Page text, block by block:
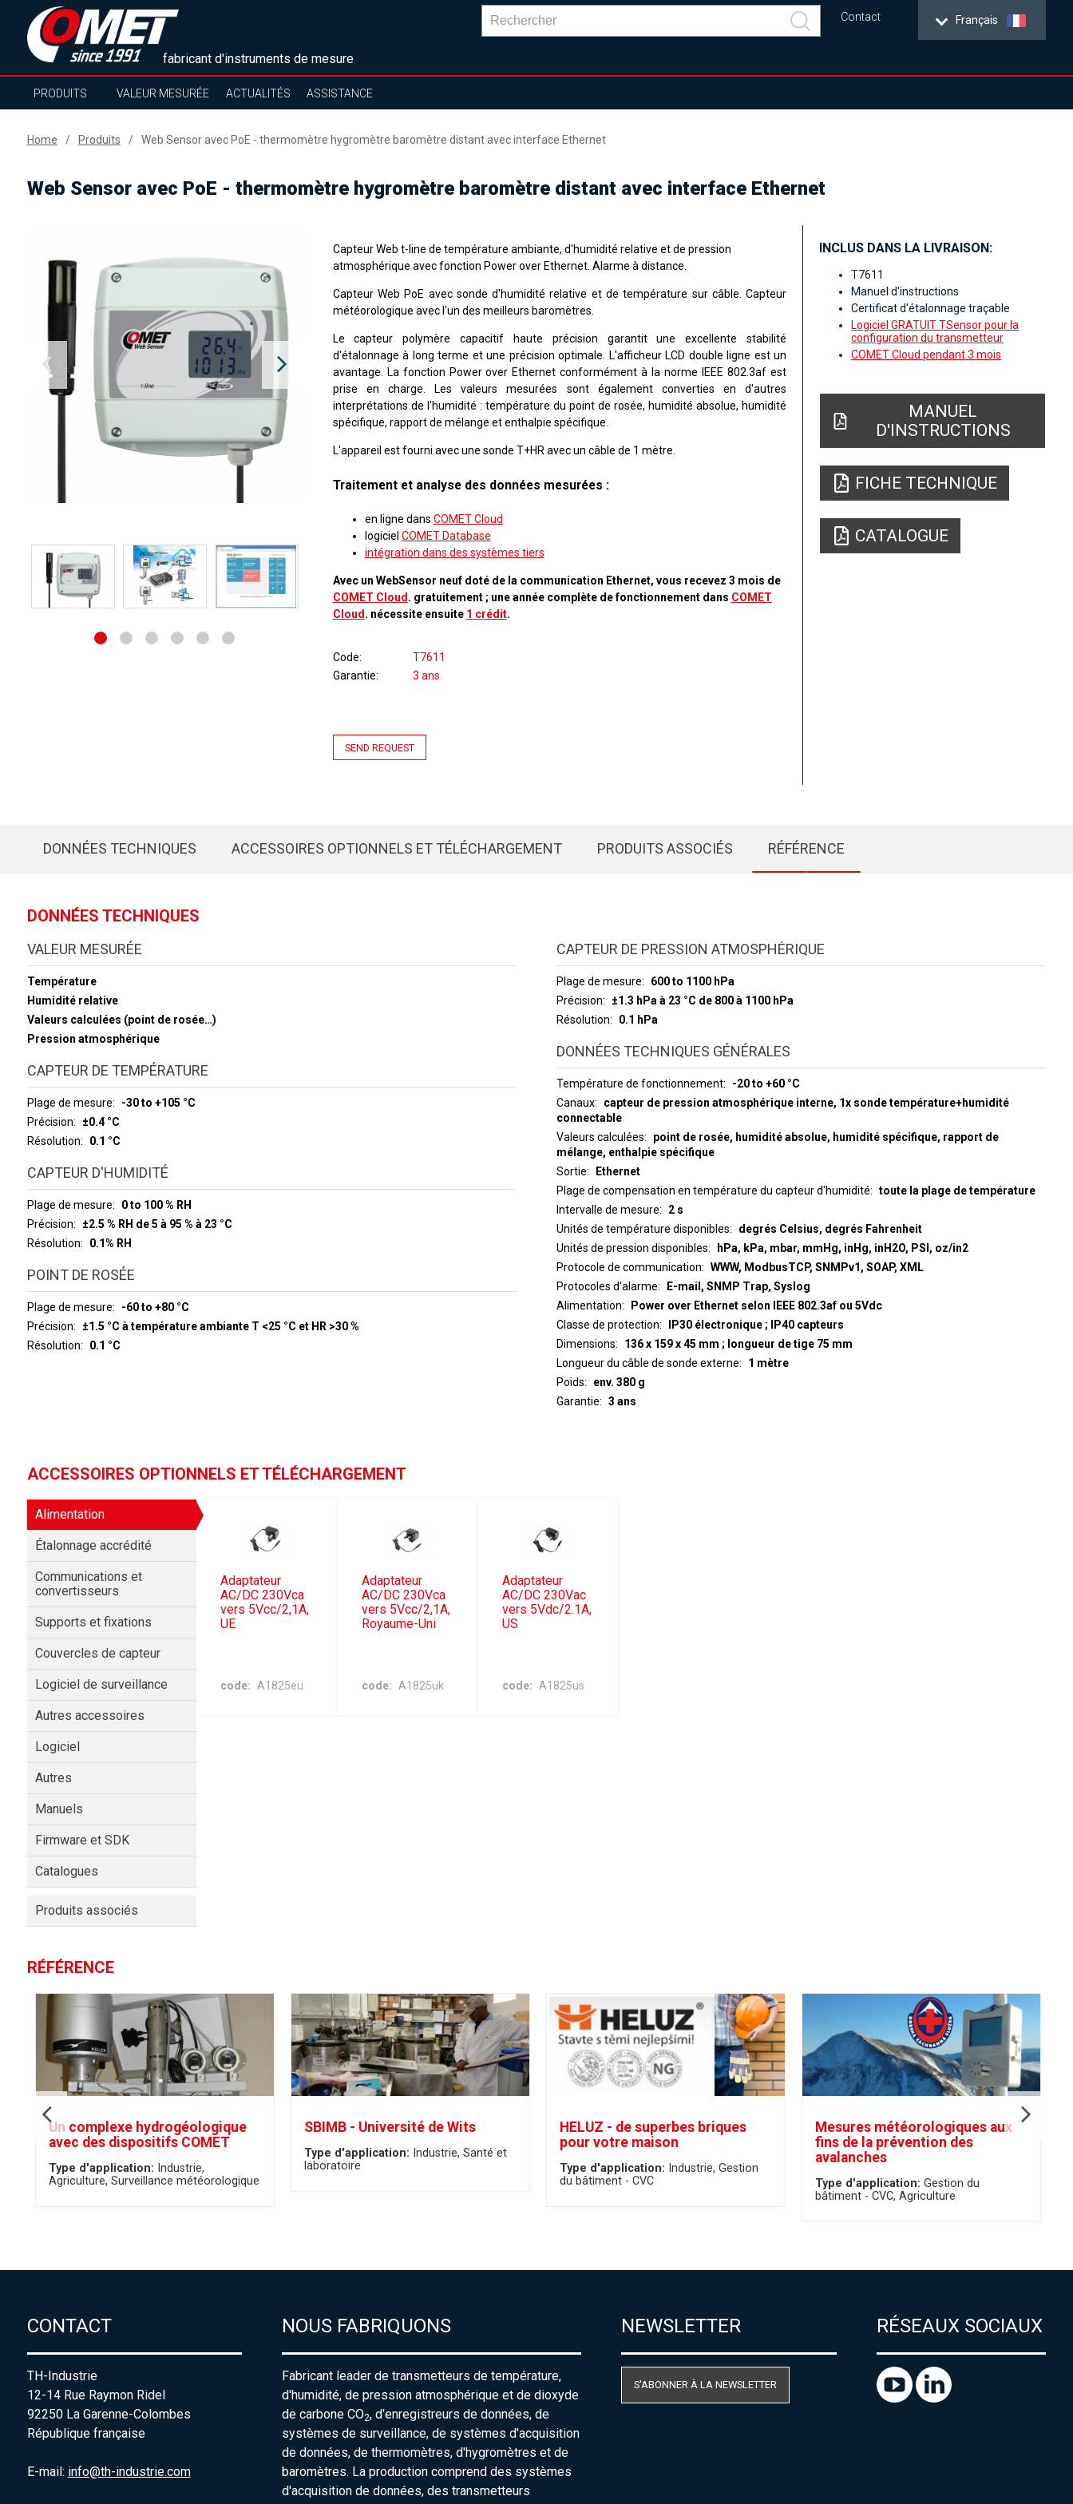
fabricant d'instruments de mesure
Français
Contact
PRODUITS VALEUR MESURÉE ACTUALITÉS ASSISTANCE
Home Produits Web Sensor avec PoE - thermomètre hygromètre baromètre distant avec interface Ethernet
Web Sensor avec PoE - thermomètre hygromètre baromètre distant avec interface Ethernet
Capteur Web t-line de température ambiante, d'humidité relative et de pression
atmosphérique avec fonction Power over Ethernet. Alarme à distance.
Capteur Web PoE avec sonde d'humidité relative et de température sur câble. Capteur
météorologique avec l'un des meilleurs baromètres.
Le capteur polymère capacitif haute précision garantit une excellente stabilité
d'étalonnage à long terme et une précision optimale. L'afficheur LCD double ligne est un
avantage. La fonction Power over Ethernet conformément à la norme IEEE 802.3af est
prise en charge. Les valeurs mesurées sont également converties en d'autres
interprétations de l'humidité : température du point de rosée, humidité absolue, humidité
spécifique, rapport de mélange et enthalpie spécifique.
L'appareil est fourni avec une sonde T+HR avec un câble de 1 mètre.
Traitement et analyse des données mesurées :
en ligne dans COMET Cloud
logiciel COMET Database
intégration dans des systèmes tiers
Avec un WebSensor neuf doté de la communication Ethernet, vous recevez 3 mois de
COMET Cloud . gratuitement ; une année complète de fonctionnement dans COMET
Cloud . nécessite ensuite 1 crédit.
Code
T7611
Garantie
3 ans
SEND REQUEST
INCLUS DANS LA LIVRAISON:
T7611
Manuel d'instructions
Certificat d'étalonnage traçable
Logiciel GRATUIT TSensor pour la
configuration du transmetteur
COMET Cloud pendant 3 mois
MANUEL
D'INSTRUCTIONS
FICHE TECHNIQUE
CATALOGUE
DONNÉES TECHNIQUES ACCESSOIRES OPTIONNELS ET TÉLÉCHARGEMENT PRODUITS ASSOCIÉS RÉFÉRENCE
DONNÉES TECHNIQUES
VALEUR MESURÉE
Température
Humidité relative
Valeurs calculées (point de rosée…)
Pression atmosphérique
CAPTEUR DE TEMPÉRATURE
Plage de mesure
-30 to +105 °C
Précision
±0.4 °C
Résolution
0.1 °C
CAPTEUR D'HUMIDITÉ
Plage de mesure
0 to 100 % RH
Précision
±2.5 % RH de 5 à 95 % à 23 °C
Résolution
0.1% RH
POINT DE ROSÉE
Plage de mesure
-60 to +80 °C
Précision
±1.5 °C à température ambiante T <25 °C et HR >30 %
Résolution
0.1 °C
CAPTEUR DE PRESSION ATMOSPHÉRIQUE
Plage de mesure
600 to 1100 hPa
Précision
±1.3 hPa à 23 °C de 800 à 1100 hPa
Résolution
0.1 hPa
DONNÉES TECHNIQUES GÉNÉRALES
Température de fonctionnement
-20 to +60 °C
Canaux
capteur de pression atmosphérique interne, 1x sonde température+humidité
connectable
Valeurs calculées
point de rosée, humidité absolue, humidité spécifique, rapport de
mélange, enthalpie spécifique
Sortie
Ethernet
Plage de compensation en température du capteur d'humidité
toute la plage de température
Intervalle de mesure
2 s
Unités de température disponibles
degrés Celsius, degrés Fahrenheit
Unités de pression disponibles
hPa, kPa, mbar, mmHg, inHg, inH2O, PSI, oz/in2
Protocole de communication
WWW, ModbusTCP, SNMPv1, SOAP, XML
Protocoles d'alarme
E-mail, SNMP Trap, Syslog
Alimentation
Power over Ethernet selon IEEE 802.3af ou 5Vdc
Classe de protection
IP30 électronique ; IP40 capteurs
Dimensions
136 x 159 x 45 mm ; longueur de tige 75 mm
Longueur du câble de sonde externe
1 mètre
Poids
env. 380 g
Garantie
3 ans
ACCESSOIRES OPTIONNELS ET TÉLÉCHARGEMENT
Alimentation
Étalonnage accrédité
Communications et
convertisseurs
Supports et fixations
Couvercles de capteur
Logiciel de surveillance
Autres accessoires
Logiciel
Autres
Manuels
Firmware et SDK
Catalogues
Produits associés
Adaptateur
AC/DC 230Vca
vers 5Vcc/2,1A,
UE
code A1825eu
Adaptateur
AC/DC 230Vca
vers 5Vcc/2,1A,
Royaume-Uni
code A1825uk
Adaptateur
AC/DC 230Vac
vers 5Vdc/2.1A,
US
code A1825us
RÉFÉRENCE
Un complexe hydrogéologique
avec des dispositifs COMET
Type d'application: Industrie
Agriculture Surveillance météorologique
SBIMB - Université de Wits
Type d'application: Industrie Santé et
laboratoire
HELUZ - de superbes briques
pour votre maison
Type d'application: Industrie Gestion
du bâtiment - CVC
Mesures météorologiques aux
fins de la prévention des
avalanches
Type d'application: Gestion du
bâtiment - CVC Agriculture
CONTACT
TH-Industrie
12-14 Rue Raymon Ridel
92250 La Garenne-Colombes
République française
E-mail: info@th-industrie.com
NOUS FABRIQUONS
Fabricant leader de transmetteurs de température,
d'humidité, de pression atmosphérique et de dioxyde
de carbone CO2, d'enregistreurs de données, de
systèmes de surveillance, de systèmes d'acquisition
de données, de thermomètres, d'hygromètres et de
baromètres. La production comprend des systèmes
d'acquisition de données, des transmetteurs
NEWSLETTER
S'ABONNER À LA NEWSLETTER
RÉSEAUX SOCIAUX